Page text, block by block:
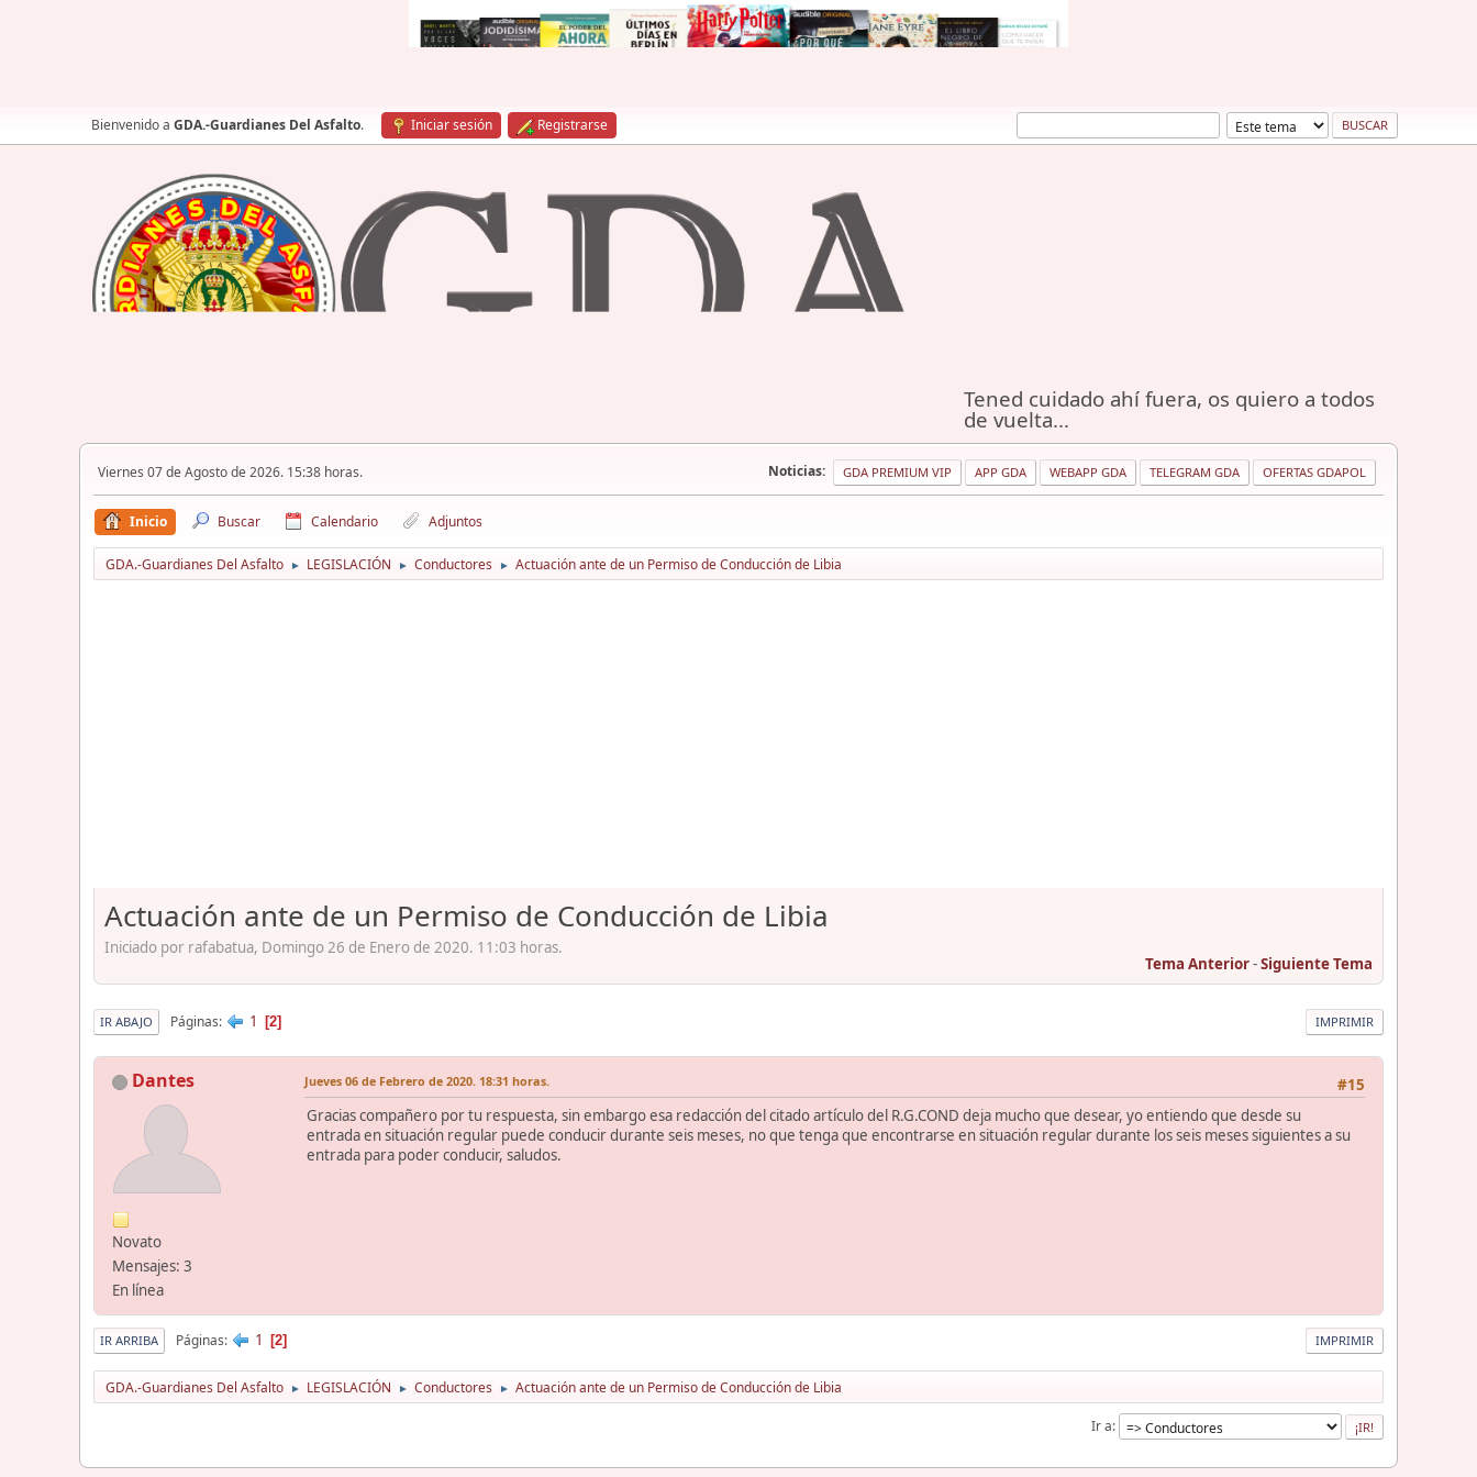
Bienvenido a GDA.-Guardianes Del Asfalto. Iniciar sesión Registrarse
Tened cuidado ahí fuera, os quiero a todos
de vuelta...
Viernes 07 de Agosto de 2026. 15:38 horas. Noticias: GDA PREMIUM VIP APP GDA WEBAPP GDA TELEGRAM GDA OFERTAS GDAPOL
Inicio Buscar Calendario Adjuntos
GDA.-Guardianes Del Asfalto ► LEGISLACIÓN ► Conductores ► Actuación ante de un Permiso de Conducción de Libia
Actuación ante de un Permiso de Conducción de Libia
Iniciado por rafabatua, Domingo 26 de Enero de 2020. 11:03 horas.
Tema Anterior-Siguiente Tema
IMPRIMIR
IR ABAJO Páginas 1 2
Dantes
Novato
Mensajes: 3
En línea
#15
Jueves 06 de Febrero de 2020. 18:31 horas.
Gracias compañero por tu respuesta, sin embargo esa redacción del citado artículo del R.G.COND deja mucho que desear, yo entiendo que desde su
entrada en situación regular puede conducir durante seis meses, no que tenga que encontrarse en situación regular durante los seis meses siguientes a su
entrada para poder conducir, saludos.
IMPRIMIR
IR ARRIBA Páginas 1 2
GDA.-Guardianes Del Asfalto ► LEGISLACIÓN ► Conductores ► Actuación ante de un Permiso de Conducción de Libia
Ir a